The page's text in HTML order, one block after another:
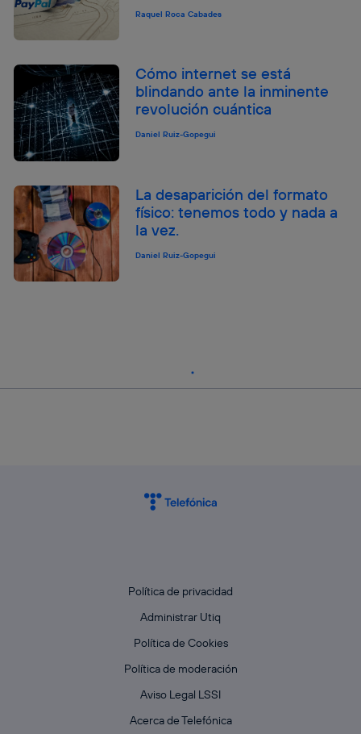
Raquel Roca Cabades
Cómo internet se está
blindando ante la inminente
revolución cuántica
Daniel Ruiz-Gopegui
La desaparición del formato
físico: tenemos todo y nada a
la vez.
Daniel Ruiz-Gopegui
Política de privacidad
Administrar Utiq
Política de Cookies
Política de moderación
Aviso Legal LSSI
Acerca de Telefónica